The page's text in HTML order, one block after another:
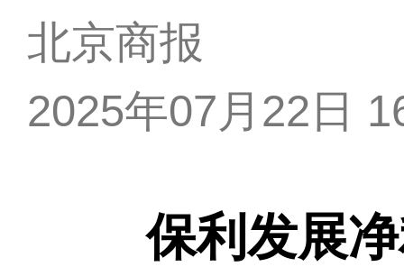
北京商报
2025年07月22日
保利发展